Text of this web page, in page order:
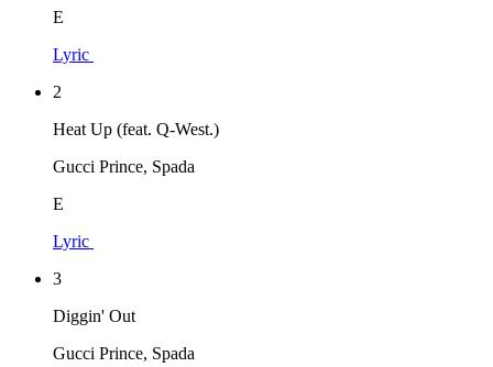
E
Lyric
2
Heat Up (feat. Q-West.)
Gucci Prince, Spada
E
Lyric
3
Diggin' Out
Gucci Prince, Spada